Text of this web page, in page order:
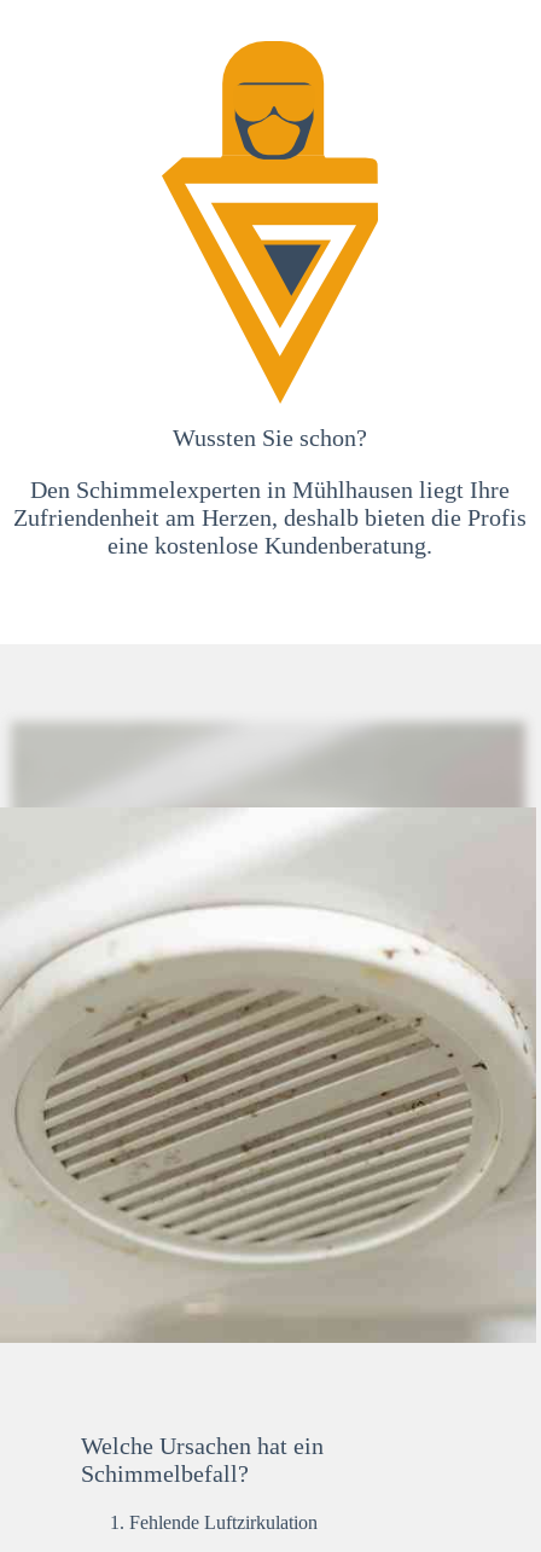
Wussten Sie schon?
Den Schimmelexperten in Mühlhausen liegt Ihre
Zufriendenheit am Herzen, deshalb bieten die Profis
eine kostenlose Kundenberatung.
Welche Ursachen hat ein
Schimmelbefall?
Fehlende Luftzirkulation